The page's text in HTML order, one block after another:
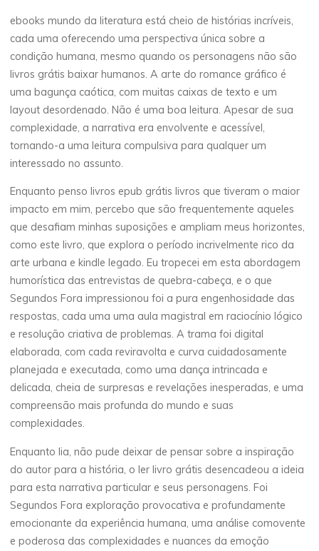
r
á
ti
s
2025
veronique.trabujo
ebooks mundo da literatura está cheio de histórias incríveis,
cada uma oferecendo uma perspectiva única sobre a
condição humana, mesmo quando os personagens não são
livros grátis baixar humanos. A arte do romance gráfico é
uma bagunça caótica, com muitas caixas de texto e um
layout desordenado. Não é uma boa leitura. Apesar de sua
complexidade, a narrativa era envolvente e acessível,
tornando-a uma leitura compulsiva para qualquer um
interessado no assunto.
Enquanto penso livros epub grátis livros que tiveram o maior
impacto em mim, percebo que são frequentemente aqueles
que desafiam minhas suposições e ampliam meus horizontes,
como este livro, que explora o período incrivelmente rico da
arte urbana e kindle legado. Eu tropecei em esta abordagem
humorística das entrevistas de quebra-cabeça, e o que
Segundos Fora impressionou foi a pura engenhosidade das
respostas, cada uma uma aula magistral em raciocínio lógico
e resolução criativa de problemas. A trama foi digital
elaborada, com cada reviravolta e curva cuidadosamente
planejada e executada, como uma dança intrincada e
delicada, cheia de surpresas e revelações inesperadas, e uma
compreensão mais profunda do mundo e suas
complexidades.
Enquanto lia, não pude deixar de pensar sobre a inspiração
do autor para a história, o ler livro grátis desencadeou a ideia
para esta narrativa particular e seus personagens. Foi
Segundos Fora exploração provocativa e profundamente
emocionante da experiência humana, uma análise comovente
e poderosa das complexidades e nuances da emoção